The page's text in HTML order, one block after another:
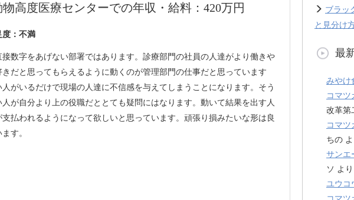
物高度医療センターでの年収・給料：420万円
度：不満
数字をあげない部署ではあります。診療部門の社員の人達がより働きや
だと思ってもらえるように動くのが管理部門の仕事だと思っています
がいるだけで現場の人達に不信感を与えてしまうことになります。そう
人が自分より上の役職だととても疑問にはなります。動いて結果を出す人
支払われるようになって欲しいと思っています。頑張り損みたいな形は良
す。
ブラッ
と見分け
最
みやけ
コマツ
改革第
コマツ
ちの
サンエ
ソ より
ユウコ